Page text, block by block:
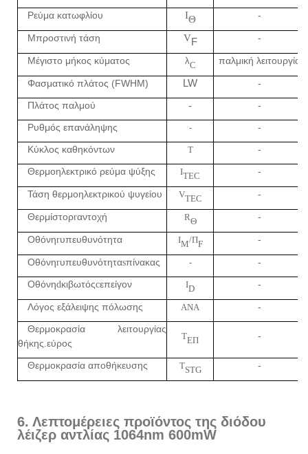
Ρεύμα κατωφλίου IΘ -
Μπροστινή τάση VF -
Μέγιστο μήκος κύματος λC παλμική λειτουργία
Φασματικό πλάτος (FWHM) LW
-
Πλάτος παλμού
-
-
Ρυθμός επανάληψης
- -
Κύκλος καθηκόντων T -
Θερμοηλεκτρικό ρεύμα ψύξης ITEC -
Τάση θερμοηλεκτρικού ψυγείου VTEC -
Θερμίστορrαντοχή RΘ -
Οθόνηrυπευθυνότητα IM/ΠF -
Οθόνηrυπευθυνότηταsπίνακας - -
Οθόνηdκιβωτόςcεπείγον ID -
Λόγος εξάλειψης πόλωσης ΑΝΑ -
Θερμοκρασία λειτουργίας
θήκης.εύρος
TΕΠ -
Θερμοκρασία αποθήκευσης TSTG -
6. Λεπτομέρειες προϊόντος της διόδου
λέιζερ αντλίας 1064nm 600mW